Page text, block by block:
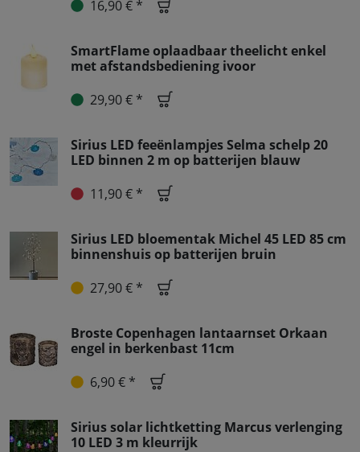
16,90 € *
SmartFlame oplaadbaar theelicht enkel
met afstandsbediening ivoor
29,90 € *
Sirius LED feeënlampjes Selma schelp 20
LED binnen 2 m op batterijen blauw
11,90 € *
Sirius LED bloementak Michel 45 LED 85 cm
binnenshuis op batterijen bruin
27,90 € *
Broste Copenhagen lantaarnset Orkaan
engel in berkenbast 11cm
6,90 € *
Sirius solar lichtketting Marcus verlenging
10 LED 3 m kleurrijk